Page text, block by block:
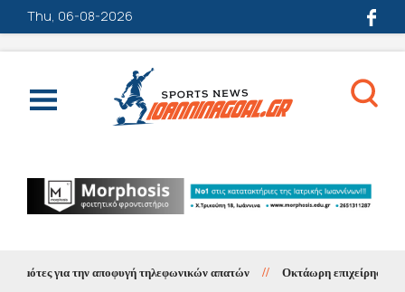
Thu, 06-08-2026
για την αποφυγή τηλεφωνικών απατών // Οκτάωρη επιχείρηση